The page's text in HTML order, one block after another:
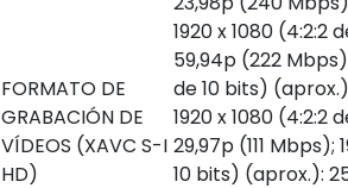
FORMATO DE
GRABACIÓN DE
VÍDEOS (XAVC S-I
HD)
1920 x 1080 (4:2:2
59,94p (222
de 10 bits)
1920 x 1080 (4:2:2
29,97p (111 Mbps);
10 bits) (aprox.):